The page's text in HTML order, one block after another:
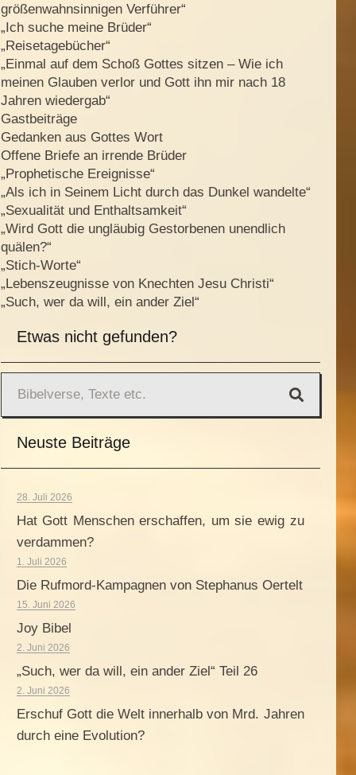
größenwahnsinnigen Verführer“
„Ich suche meine Brüder“
„Reisetagebücher“
„Einmal auf dem Schoß Gottes sitzen – Wie ich
meinen Glauben verlor und Gott ihn mir nach 18
Jahren wiedergab“
Gastbeiträge
Gedanken aus Gottes Wort
Offene Briefe an irrende Brüder
„Prophetische Ereignisse“
„Als ich in Seinem Licht durch das Dunkel wandelte“
„Sexualität und Enthaltsamkeit“
„Wird Gott die ungläubig Gestorbenen unendlich
quälen?“
„Stich-Worte“
„Lebenszeugnisse von Knechten Jesu Christi“
„Such, wer da will, ein ander Ziel“
Etwas nicht gefunden?
Neuste Beiträge
28. Juli 2026
Hat Gott Menschen erschaffen, um sie ewig zu
verdammen?
1. Juli 2026
Die Rufmord-Kampagnen von Stephanus Oertelt
15. Juni 2026
Joy Bibel
2. Juni 2026
„Such, wer da will, ein ander Ziel“ Teil 26
2. Juni 2026
Erschuf Gott die Welt innerhalb von Mrd. Jahren
durch eine Evolution?